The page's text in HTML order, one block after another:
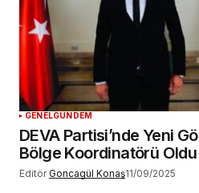
GENELGÜNDEM
DEVA Partisi’nde Yeni
Bölge Koordinatörü Oldu
Editör Goncagül Konaş11/09/2025